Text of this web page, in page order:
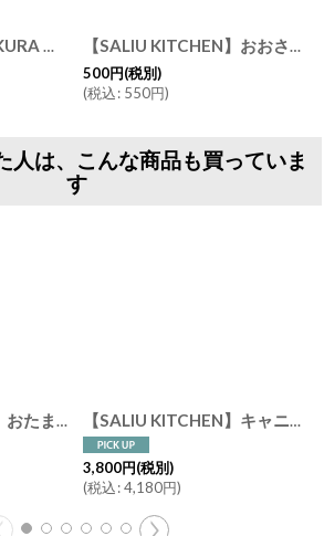
【SALIU】YAMASAKURA 茶さじ 山桜 ティースプーン 茶葉 木製 天然木 日本製 LOLO ネコポス対応
【SALIU KITCHEN】おおさじこさじ スプーン メジャースプーン 軽量スプーン 大匙小匙 大さじ小さじ
500円(税別)
(税込: 550円)
人は、こんな商品も買っていま
す
【SALIU】SHIKIKA おたま・菜箸うけ ツールスタンド 磁器製 日本製 【SALIU KITCHEN】キャニスター BS08 選べる キャニスター２個＋おおさじこさじチーク材 セット チーク材 木葢 白磁 日本製 LOLO ロロ 美濃焼
3,800円(税別)
(税込:4,180円)